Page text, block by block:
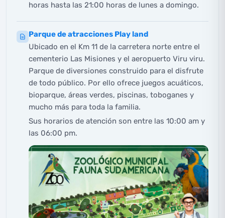
horas hasta las 21:00 horas de lunes a domingo.
Parque de atracciones Play land
Ubicado en el Km 11 de la carretera norte entre el
cementerio Las Misiones y el aeropuerto Viru viru.
Parque de diversiones construido para el disfrute
de todo público. Por ello ofrece juegos acuáticos,
bioparque, áreas verdes, piscinas, toboganes y
mucho más para toda la familia.
Sus horarios de atención son entre las 10:00 am y
las 06:00 pm.